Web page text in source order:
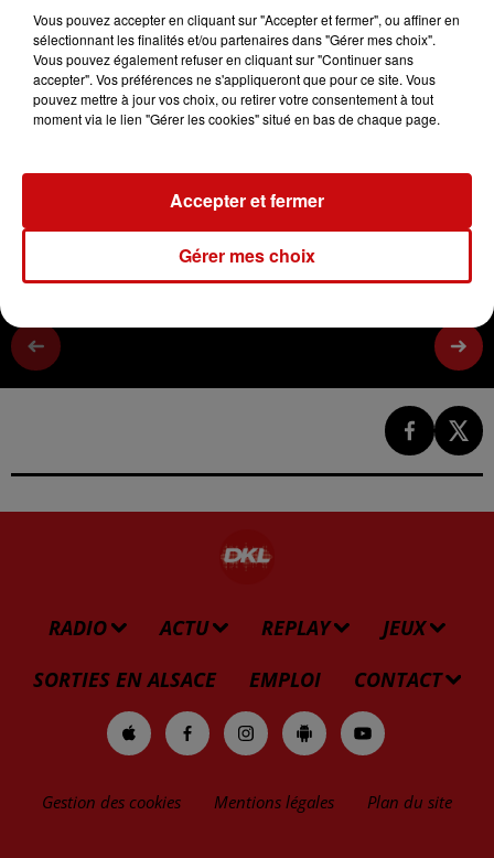
14 février 2024 - 2 min 13 sec
LA POMME 23/10/2023
RADIO ACTU REPLAY
JEUX
SORTIES EN ALSACE
EMPLOI CONTACT
Gestion des cookies Mentions légales Plan du site
Vous pouvez accepter en cliquant sur "Accepter et fermer", ou affiner en
sélectionnant les finalités et/ou partenaires dans "Gérer mes choix".
Vous pouvez également refuser en cliquant sur "Continuer sans
accepter". Vos préférences ne s'appliqueront que pour ce site. Vous
pouvez mettre à jour vos choix, ou retirer votre consentement à tout
moment via le lien "Gérer les cookies" situé en bas de chaque page.
Gérer mes choix
Accepter et fermer